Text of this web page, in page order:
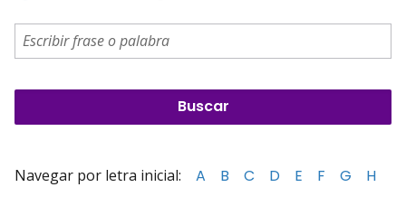
Navegar por letra inicial: A B C D E F G
H